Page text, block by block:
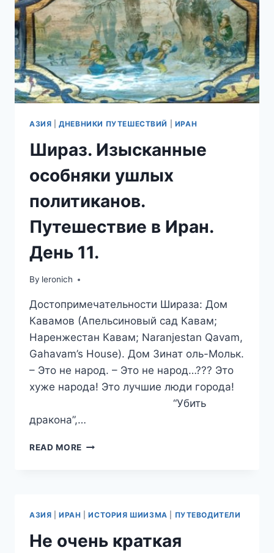
АЗИЯ |ДНЕВНИКИ ПУТЕШЕСТВИЙ ИРАН
Шираз. Изысканные
особняки ушлых
политиканов.
Путешествие в Иран.
День 11.
By leronich
Достопримечательности Шираза: Дом
Кавамов (Апельсиновый сад Кавам;
Наренжестан Кавам; Naranjestan Qavam,
Gahavam’s House). Дом Зинат оль-Мольк.
– Это не народ. – Это не народ…??? Это
хуже народа! Это лучшие люди города!
“Убить
дракона”,…
READ MORE ШИРАЗ.
ПУТЕШЕСТВИЕ
В
ДЕНЬ
АЗИЯ |ИРАН |ИСТОРИЯ ШИИЗМА ПУТЕВОДИТЕЛИ
Не очень краткая